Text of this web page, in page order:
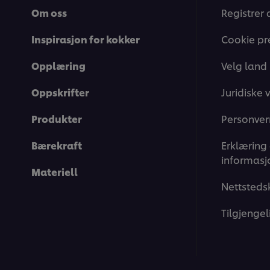
Om oss
Inspirasjon for kokker
Opplæring
Oppskrifter
Produkter
Bærekraft
Materiell
Registrer
Cookie
Velg land
Juridiske
Erklæring